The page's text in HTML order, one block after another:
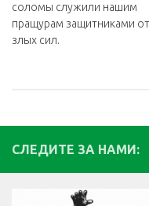
соломы служили нашим
пращурам защитниками от
злых сил.
СЛЕДИТЕ ЗА НАМИ: